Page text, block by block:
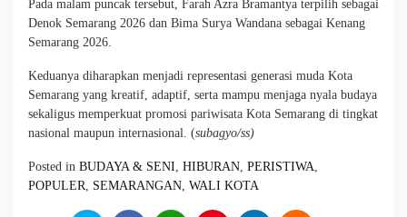
Pada malam puncak tersebut, Farah Azra Bramantya terpilih sebagai
Denok Semarang 2026 dan Bima Surya Wandana sebagai Kenang
Semarang 2026.
Keduanya diharapkan menjadi representasi generasi muda Kota
Semarang yang kreatif, adaptif, serta mampu menjaga nyala budaya
sekaligus memperkuat promosi pariwisata Kota Semarang di tingkat
nasional maupun internasional. (subagyo/ss)
Posted in BUDAYA & SENI, HIBURAN, PERISTIWA,
POPULER, SEMARANGAN, WALI KOTA